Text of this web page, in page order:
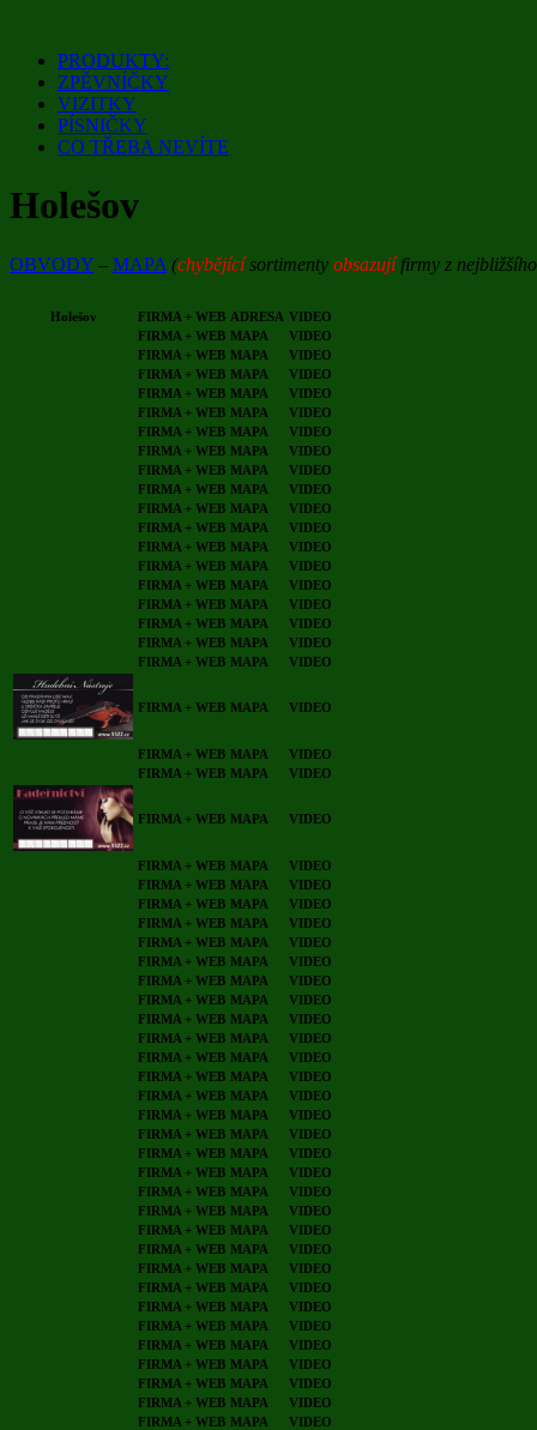
obsahu
webu
PRODUKTY:
ZPĚVNÍČKY
VIZITKY
PÍSNIČKY
CO TŘEBA NEVÍTE
Holešov
OBVODY – MAPA (chybějícísortimenty obsazujífirmy z
Holešov FIRMA + WEB ADRESA VIDEO
FIRMA + WEB MAPA
VIDEO
FIRMA + WEB MAPA
VIDEO
FIRMA + WEB MAPA
VIDEO
FIRMA + WEB MAPA
VIDEO
FIRMA + WEB MAPA
VIDEO
FIRMA + WEB MAPA
VIDEO
FIRMA + WEB MAPA
VIDEO
FIRMA + WEB MAPA
VIDEO
FIRMA + WEB MAPA
VIDEO
FIRMA + WEB MAPA
VIDEO
FIRMA + WEB MAPA
VIDEO
FIRMA + WEB MAPA
VIDEO
FIRMA + WEB MAPA
VIDEO
FIRMA + WEB MAPA
VIDEO
FIRMA + WEB MAPA
VIDEO
FIRMA + WEB MAPA
VIDEO
FIRMA + WEB MAPA
VIDEO
FIRMA + WEB MAPA VIDEO
FIRMA + WEB MAPA VIDEO
FIRMA + WEB MAPA
VIDEO
FIRMA + WEB MAPA VIDEO
FIRMA + WEB MAPA VIDEO
FIRMA + WEB MAPA
VIDEO
FIRMA + WEB MAPA
VIDEO
FIRMA + WEB MAPA
VIDEO
FIRMA + WEB MAPA
VIDEO
FIRMA + WEB MAPA
VIDEO
FIRMA + WEB MAPA
VIDEO
FIRMA + WEB MAPA
VIDEO
FIRMA + WEB MAPA
VIDEO
FIRMA + WEB MAPA
VIDEO
FIRMA + WEB MAPA
VIDEO
FIRMA + WEB MAPA
VIDEO
FIRMA + WEB MAPA
VIDEO
FIRMA + WEB MAPA
VIDEO
FIRMA + WEB MAPA
VIDEO
FIRMA + WEB MAPA
VIDEO
FIRMA + WEB MAPA
VIDEO
FIRMA + WEB MAPA
VIDEO
FIRMA + WEB MAPA
VIDEO
FIRMA + WEB MAPA
VIDEO
FIRMA + WEB MAPA
VIDEO
FIRMA + WEB MAPA
VIDEO
FIRMA + WEB MAPA
VIDEO
FIRMA + WEB MAPA
VIDEO
FIRMA + WEB MAPA
VIDEO
FIRMA + WEB MAPA
VIDEO
FIRMA + WEB MAPA
VIDEO
FIRMA + WEB MAPA
VIDEO
FIRMA + WEB MAPA
VIDEO
FIRMA + WEB MAPA
VIDEO
FIRMA + WEB MAPA
VIDEO